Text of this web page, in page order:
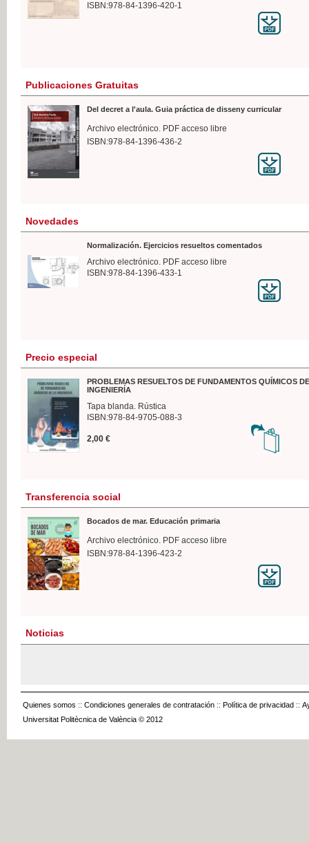
ISBN:978-84-1396-420-1
Publicaciones Gratuitas
Del decret a l'aula. Guia práctica de disseny curricular
Archivo electrónico. PDF acceso libre
ISBN:978-84-1396-436-2
Novedades
Normalización. Ejercicios resueltos comentados
Archivo electrónico. PDF acceso libre
ISBN:978-84-1396-433-1
Precio especial
PROBLEMAS RESUELTOS DE FUNDAMENTOS QUÍMICOS
INGENIERÍA
Tapa blanda. Rústica
ISBN:978-84-9705-088-3
2,00 €
Transferencia social
Bocados de mar. Educación primaria
Archivo electrónico. PDF acceso libre
ISBN:978-84-1396-423-2
Noticias
Quienes somos :: Condiciones generales de contratación :: Política de privacidad ::
Universitat Politècnica de València © 2012